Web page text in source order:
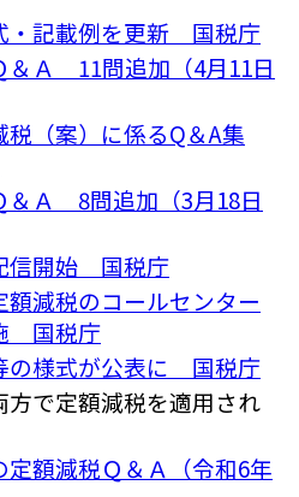
・記載例を更新 国税庁
＆Ａ 11問追加（4月11日
（案）に係るQ＆A集
＆Ａ 8問追加（3月18日
信開始 国税庁
減税のコールセンター
国税庁
様式が公表に 国税庁
で定額減税を適用され
額減税Ｑ＆Ａ（令和6年